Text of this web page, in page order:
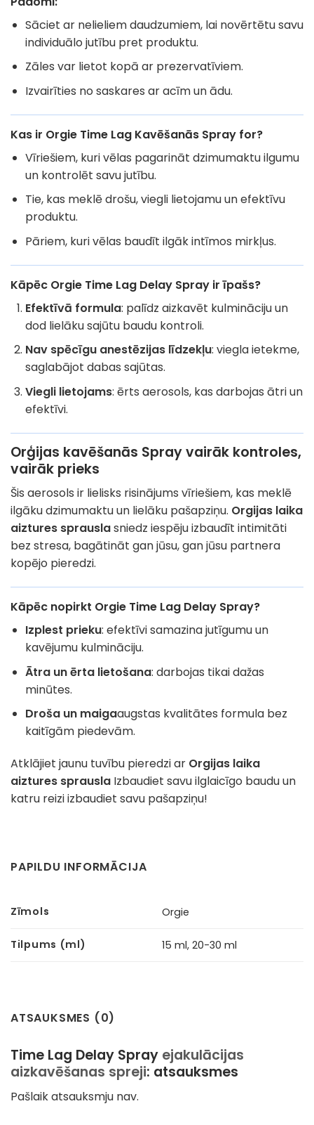
Sāciet ar nelieliem daudzumiem, lai novērtētu savu
individuālo jutību pret produktu.
Zāles var lietot kopā ar prezervatīviem.
Izvairīties no saskares ar acīm un ādu.
Kas ir Orgie Time Lag Kavēšanās Spray for?
Vīriešiem, kuri vēlas pagarināt dzimumaktu ilgumu
un kontrolēt savu jutību.
Tie, kas meklē drošu, viegli lietojamu un efektīvu
produktu.
Pāriem, kuri vēlas baudīt ilgāk intīmos mirkļus.
Kāpēc Orgie Time Lag Delay Spray ir īpašs?
Efektīvā formula: palīdz aizkavēt kulmināciju un
dod lielāku sajūtu baudu kontroli.
Nav spēcīgu anestēzijas līdzekļu: viegla ietekme,
saglabājot dabas sajūtas.
Viegli lietojams: ērts aerosols, kas darbojas ātri un
efektīvi.
Orģijas kavēšanās Spray vairāk kontroles,
vairāk prieks
Šis aerosols ir lielisks risinājums vīriešiem, kas meklē
ilgāku dzimumaktu un lielāku pašapziņu. Orgijas laika
aiztures sprauslasniedz iespēju izbaudīt intimitāti
bez stresa, bagātināt gan jūsu, gan jūsu partnera
kopējo pieredzi.
Kāpēc nopirkt Orgie Time Lag Delay Spray?
Izplest prieku: efektīvi samazina jutīgumu un
kavējumu kulmināciju.
Ātra un ērta lietošana: darbojas tikai dažas
minūtes.
Droša un maigaaugstas kvalitātes formula bez
kaitīgām piedevām.
Atklājiet jaunu tuvību pieredzi ar Orgijas laika
aiztures sprausla Izbaudiet savu ilglaicīgo baudu un
katru reizi izbaudiet savu pašapziņu!
PAPILDU INFORMĀCIJA
Zīmols Orgie
Tilpums (ml) 15 ml, 20-30 ml
ATSAUKSMES (0)
Time Lag Delay Spray ejakulācijas
aizkavēšanas spreji: atsauksmes
Pašlaik atsauksmju nav.